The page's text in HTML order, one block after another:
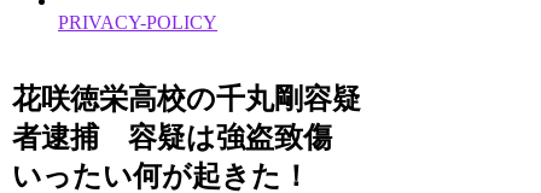
PRIVACY-POLICY
花咲徳栄高校の千丸剛容疑
者逮捕 容疑は強盗致傷
いったい何が起きた！